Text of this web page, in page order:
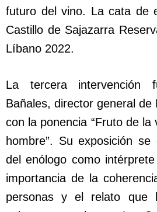
futuro del vino. La cata de
Castillo de Sajazarra
Líbano 2022.
La tercera
Bañales, director general
con la ponencia “Fruto de la
hombre”. Su exposición
del enólogo como
importancia de la
personas y el relato que